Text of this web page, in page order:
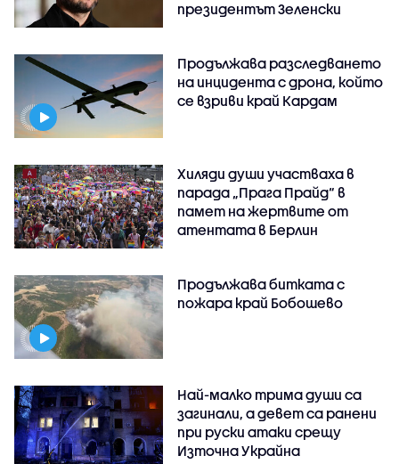
президентът Зеленски
Продължава разследването
на инцидента с дрона, който
се взриви край Кардам
Хиляди души участваха в
парада „Прага Прайд“ в
памет на жертвите от
атентата в Берлин
Продължава битката с
пожара край Бобошево
Най-малко трима души са
загинали, а девет са ранени
при руски атаки срещу
Източна Украйна